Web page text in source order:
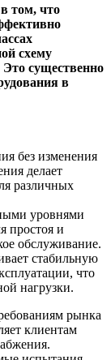
том, что
схему
Это существенно
в
без изменения
делает
различных
уровнями
простоя и
обслуживание.
стабильную
что
нагрузки.
рынка
клиентам